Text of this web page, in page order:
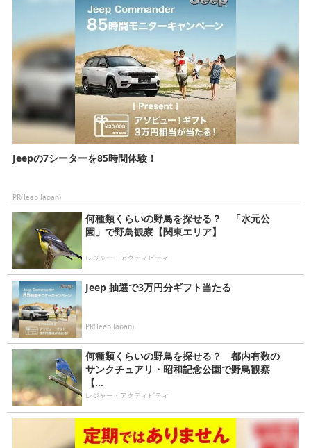
Jeepの7シーターを85時間体験！
PR(Jeep Japan)
何種類くらいの野鳥を探せる？ 「水元公
園」で野鳥観察【関東エリア】
レジャー・アクティビティ
Jeep 抽選で3万円分ギフト当たる
PR(Jeep Japan)
何種類くらいの野鳥を探せる？ 都内有数の
サンクチュアリ・昭和記念公園で野鳥観察
【...
レジャー・アクティビティ